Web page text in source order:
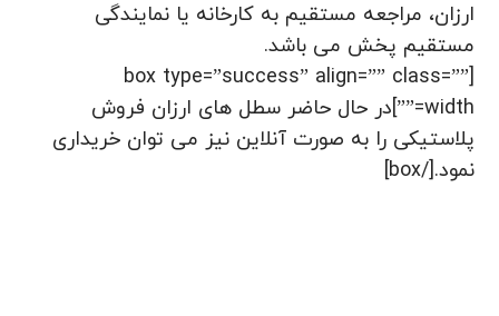
ارزان، مراجعه مستقیم به کارخانه یا نمایندگی
مستقیم پخش می باشد.
[box type=”success” align=”” class=””
width=””]در حال حاضر سطل های ارزان فروش
پلاستیکی را به صورت آنلاین نیز می توان خریداری
نمود.[/box]